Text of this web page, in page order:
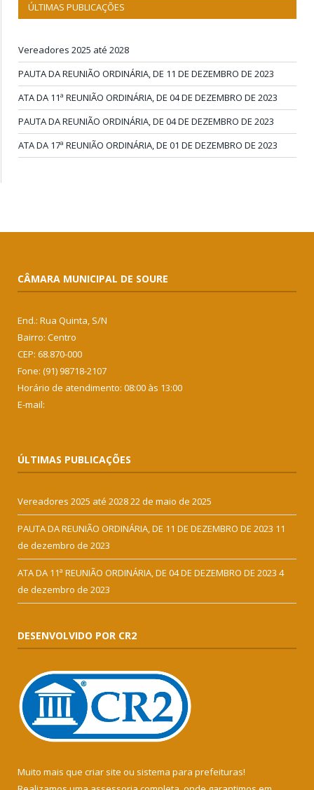
ÚLTIMAS PUBLICAÇÕES
Vereadores 2025 até 2028
PAUTA DA REUNIÃO ORDINÁRIA, DE 11 DE DEZEMBRO DE 2023
ATA DA 11ª REUNIÃO ORDINÁRIA, DE 04 DE DEZEMBRO DE 2023
PAUTA DA REUNIÃO ORDINÁRIA, DE 04 DE DEZEMBRO DE 2023
ATA DA 17ª REUNIÃO ORDINÁRIA, DE 01 DE DEZEMBRO DE 2023
CÂMARA MUNICIPAL DE SOURE
End.: Rua Quinta, S/N
Bairro: Centro
CEP: 68.870-000
Fone: (91) 98718-2107
Horário de atendimento: 08:00 às 13:00
E-mail:
ÚLTIMAS PUBLICAÇÕES
Vereadores 2025 até 202822 de maio de 2025
PAUTA DA REUNIÃO ORDINÁRIA, DE 11 DE DEZEMBRO DE 2023 11
de dezembro de 2023
ATA DA 11ª REUNIÃO ORDINÁRIA, DE 04 DE DEZEMBRO DE 2023 4
de dezembro de 2023
DESENVOLVIDO POR CR2
Muito mais que criar site ou sistema para prefeituras!